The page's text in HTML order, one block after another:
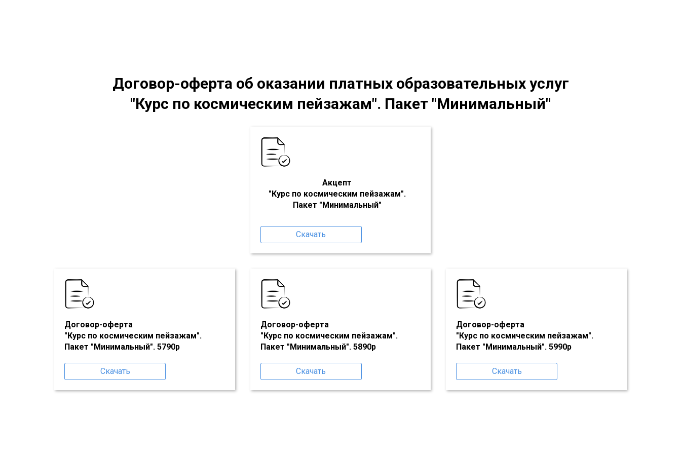
Договор-оферта об оказании платных образовательных услуг
"Курс по космическим пейзажам". Пакет "Минимальный"
Акцепт
"Курс по космическим пейзажам".
Пакет "Минимальный"
Скачать
Договор-оферта
"Курс по космическим пейзажам".
Пакет "Минимальный". 5790р
Скачать
Договор-оферта
"Курс по космическим пейзажам".
Пакет "Минимальный". 5890р
Скачать
Договор-оферта
"Курс по космическим пейзажам".
Пакет "Минимальный". 5990р
Скачать